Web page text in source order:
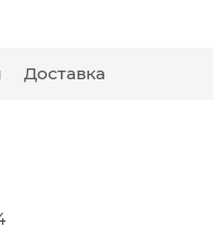
Доставка